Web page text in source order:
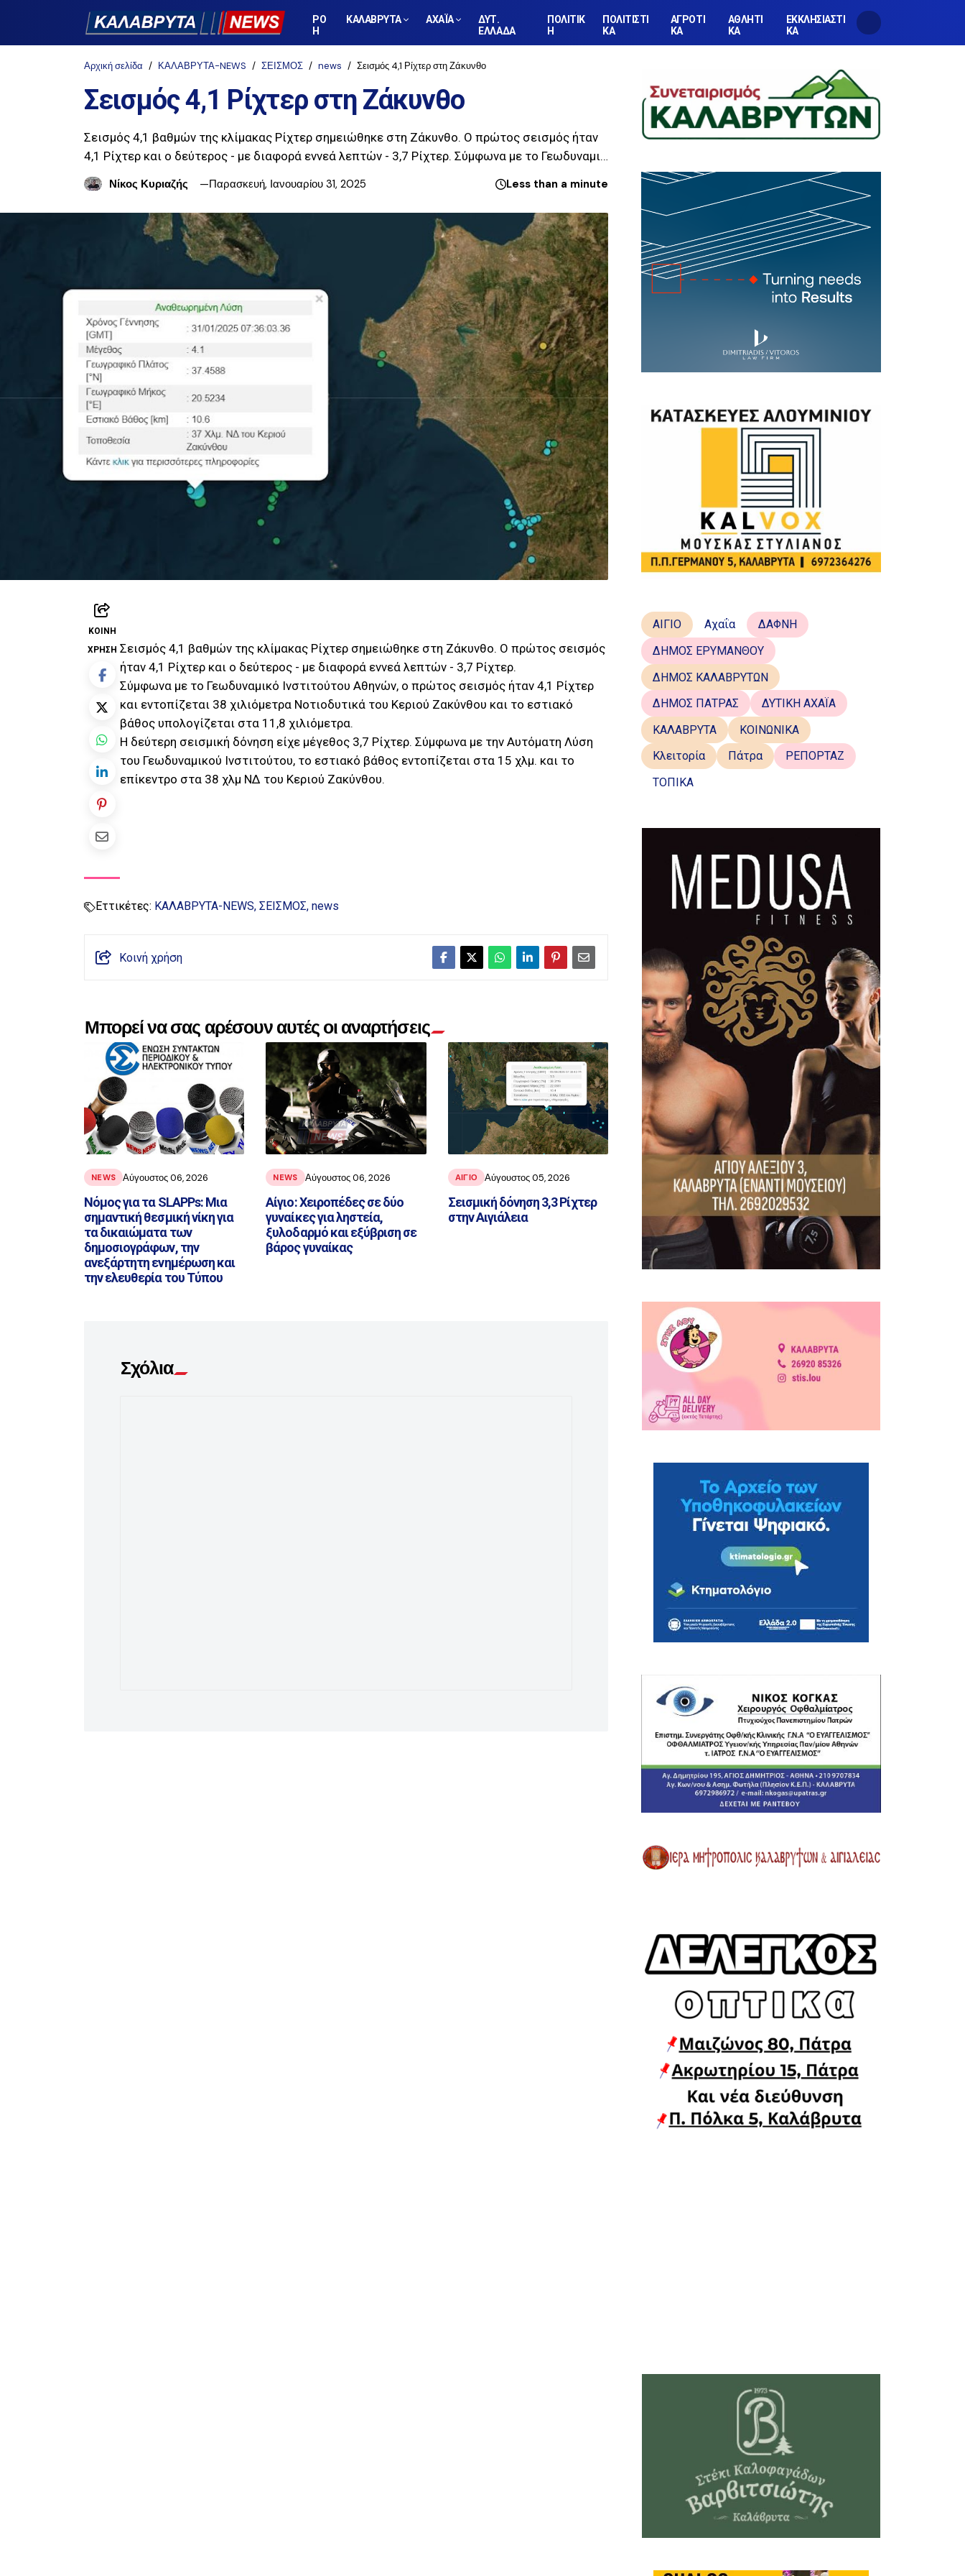
ΡΟ
Η
ΚΑΛΑΒΡΥΤΑ ΑΧΑΪΑ
ΔΥΤ.
ΕΛΛΑΔΑ
ΠΟΛΙΤΙΚ
Η
ΠΟΛΙΤΙΣΤΙ
ΚΑ
ΑΓΡΟΤΙ
ΚΑ
ΑΘΛΗΤΙ
ΚΑ
ΕΚΚΛΗΣΙΑΣΤΙ
ΚΑ
Αρχική σελίδα ΚΑΛΑΒΡΥΤΑ-NEWS ΣΕΙΣΜΟΣ news Σεισμός 4,1 Ρίχτερ στη Ζάκυνθο
Σεισμός 4,1 Ρίχτερ στη Ζάκυνθο
Σεισμός 4,1 βαθμών της κλίμακας Ρίχτερ σημειώθηκε στη Ζάκυνθο. Ο πρώτος σεισμός ήταν
4,1 Ρίχτερ και ο δεύτερος - με διαφορά εννεά λεπτών - 3,7 Ρίχτερ. Σύμφωνα με το Γεωδυναμι…
Νίκος Κυριαζής
Παρασκευή, Ιανουαρίου 31, 2025 Less than a minute
ΚΟΙΝΉ
ΧΡΉΣΗ Σεισμός 4,1 βαθμών της κλίμακας Ρίχτερ σημειώθηκε στη Ζάκυνθο. Ο πρώτος σεισμός
ήταν 4,1 Ρίχτερ και ο δεύτερος - με διαφορά εννεά λεπτών - 3,7 Ρίχτερ.
Σύμφωνα με το Γεωδυναμικό Ινστιτούτου Αθηνών, ο πρώτος σεισμός ήταν 4,1 Ρίχτερ
και εντοπίζεται 38 χιλιόμετρα Νοτιοδυτικά του Κεριού Ζακύνθου και το εστιακό
βάθος υπολογίζεται στα 11,8 χιλιόμετρα.
Η δεύτερη σεισμική δόνηση είχε μέγεθος 3,7 Ρίχτερ. Σύμφωνα με την Αυτόματη Λύση
του Γεωδυναμικού Ινστιτούτου, το εστιακό βάθος εντοπίζεται στα 15 χλμ. και το
επίκεντρο στα 38 χλμ ΝΔ του Κεριού Ζακύνθου.
Εττικέτες: ΚΑΛΑΒΡΥΤΑ-NEWS ΣΕΙΣΜΟΣ news
Κοινή χρήση
Μπορεί να σας αρέσουν αυτές οι αναρτήσεις
NEWS Αύγουστος 06, 2026
Νόμος για τα SLAPPs: Μια
σημαντική θεσμική νίκη για
τα δικαιώματα των
δημοσιογράφων, την
ανεξάρτητη ενημέρωση και
την ελευθερία του Τύπου
NEWS Αύγουστος 06, 2026
Αίγιο: Χειροπέδες σε δύο
γυναίκες για ληστεία,
ξυλοδαρμό και εξύβριση σε
βάρος γυναίκας
ΑΙΓΙΟ Αύγουστος 05, 2026
Σεισμική δόνηση 3,3 Ρίχτερ
στην Αιγιάλεια
Σχόλια
ΑΙΓΙΟ Αχαΐα
ΔΑΦΝΗ
ΔΗΜΟΣ ΕΡΥΜΑΝΘΟΥ
ΔΗΜΟΣ ΚΑΛΑΒΡΥΤΩΝ
ΔΗΜΟΣ ΠΑΤΡΑΣ
ΔΥΤΙΚΗ ΑΧΑΪΑ
ΚΑΛΑΒΡΥΤΑ
ΚΟΙΝΩΝΙΚΑ
Κλειτορία
Πάτρα
ΡΕΠΟΡΤΑΖ
ΤΟΠΙΚΑ